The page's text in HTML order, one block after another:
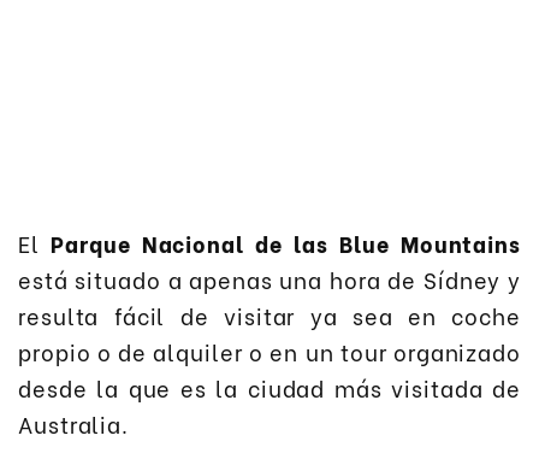
El Parque Nacional de las Blue Mountains
está situado a apenas una hora de Sídney y
resulta fácil de visitar ya sea en coche
propio o de alquiler o en un tour organizado
desde la que es la ciudad más visitada de
Australia.